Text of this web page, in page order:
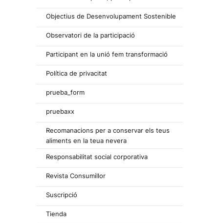
Objectius de Desenvolupament Sostenible
Observatori de la participació
Participant en la unió fem transformació
Política de privacitat
prueba_form
pruebaxx
Recomanacions per a conservar els teus
aliments en la teua nevera
Responsabilitat social corporativa
Revista Consumillor
Suscripció
Tienda